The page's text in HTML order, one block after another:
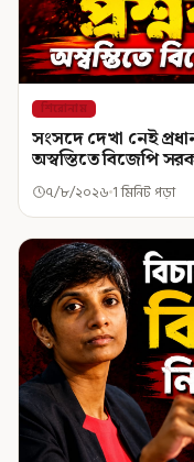
শিরোনাম
সংসদে দেখা নেই
অস্বস্তিতে বিজেপি
৭/৮/২০২৬ 1 মিনিট পড়া